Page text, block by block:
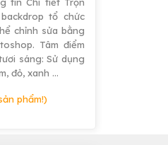
tin Chi tiết Trọn
tổ chức
chỉnh sửa bằng
Tâm điểm
sáng: Sử dụng
đỏ, xanh …
phẩm!)